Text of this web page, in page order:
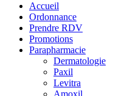
Accueil
Ordonnance
Prendre RDV
Promotions
Parapharmacie
Dermatologie
Paxil
Levitra
Amoxil